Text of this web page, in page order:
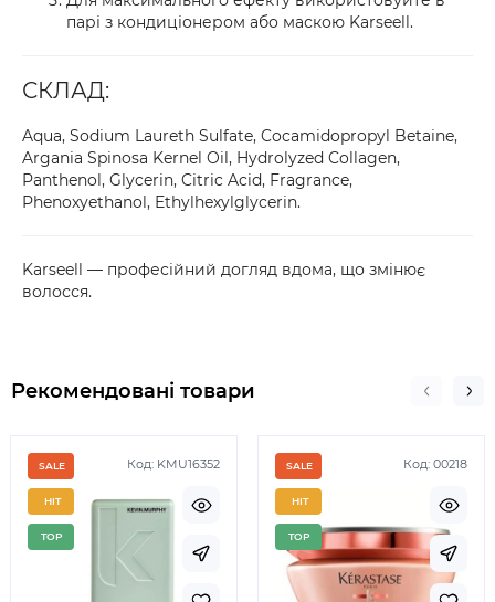
парі з кондиціонером або маскою Karseell.
СКЛАД:
Aqua, Sodium Laureth Sulfate, Cocamidopropyl Betaine,
Argania Spinosa Kernel Oil, Hydrolyzed Collagen,
Panthenol, Glycerin, Citric Acid, Fragrance,
Phenoxyethanol, Ethylhexylglycerin.
Karseell — професійний догляд вдома, що змінює
волосся.
Рекомендовані товари
Код: KMU16352
SALE
HIT
TOP
Код: 00218
SALE
HIT
TOP